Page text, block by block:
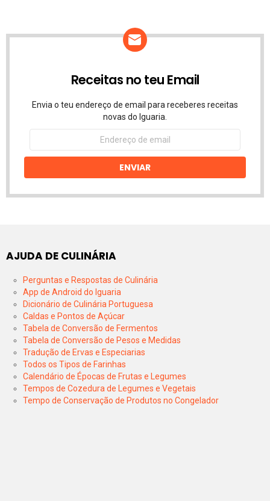
Receitas no teu Email
Envia o teu endereço de email para receberes receitas
novas do Iguaria.
Endereço
email
ENVIAR
AJUDA DE CULINÁRIA
Perguntas e Respostas de Culinária
App de Android do Iguaria
Dicionário de Culinária Portuguesa
Caldas e Pontos de Açúcar
Tabela de Conversão de Fermentos
Tabela de Conversão de Pesos e Medidas
Tradução de Ervas e Especiarias
Todos os Tipos de Farinhas
Calendário de Épocas de Frutas e Legumes
Tempos de Cozedura de Legumes e Vegetais
Tempo de Conservação de Produtos no Congelador